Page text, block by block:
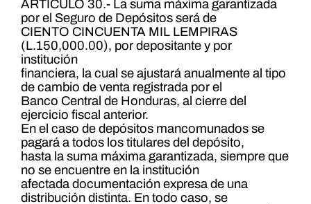
ARTICULO 30.- La suma máxima garantizada
por el Seguro de Depósitos será de
CIENTO CINCUENTA MIL LEMPIRAS
(L.150,000.00), por depositante y por
institución
financiera, la cual se ajustará anualmente al tipo
de cambio de venta registrada por el
Banco Central de Honduras, al cierre del
ejercicio fiscal anterior.
En el caso de depósitos mancomunados se
pagará a todos los titulares del depósito,
hasta la suma máxima garantizada, siempre que
no se encuentre en la institución
afectada documentación expresa de una
distribución distinta. En todo caso, se